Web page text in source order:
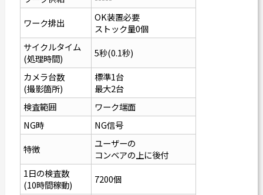
ワーク排出
OK装置必要
ストック量0個
サイクルタイム
(処理時間)
5秒(0.1秒)
カメラ台数
(撮影箇所)
標準1台
最大2台
検査範囲
ワーク端面
NG時
NG信号
特徴
ユーザーの
コンベアの上に後付
1日の検査数
(10時間稼動)
7200個